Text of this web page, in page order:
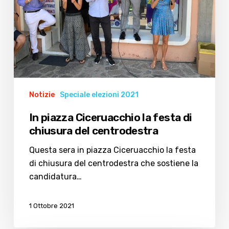
chiusura
del
centrodestra
Notizie Speciale elezioni 2021
In piazza Ciceruacchio la festa di
chiusura del centrodestra
Questa sera in piazza Ciceruacchio la festa
di chiusura del centrodestra che sostiene la
candidatura…
1 Ottobre 2021